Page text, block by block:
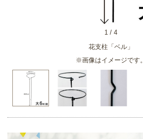
花支柱「ベル」
※画像はイメージです。
1 / 4